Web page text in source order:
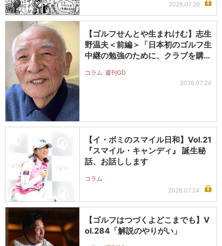
2026.07.26
【ゴルフせんとや生まれけむ】志生
野温夫＜前編＞「日本初のゴルフ生
中継の勉強のために、クラブを購入
コラム 週刊GD
2026.07.24
【イ・ボミのスマイル日和】Vol.21
『スマイル・キャンディ』 誕生秘
話、お話しします
コラム
2026.07.24
【ゴルフはつづくよどこまでも】V
ol.284「解説のやりがい」